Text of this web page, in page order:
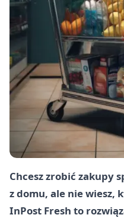
Chcesz zrobić zakupy
z domu, ale nie wiesz,
InPost Fresh to